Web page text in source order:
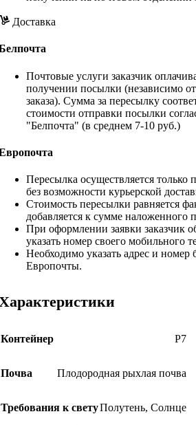
Доставка
Почтовые услуги заказчик
получении посылки (независимо
заказа). Сумма за пересылку
стоимости отправки посылки
"Белпочта" (в среднем 7-10 руб.)
Пересылка осуществляется
без возможности курьерской
Стоимость пересылки равняется
добавляется к сумме наложенного
При оформлении заявки заказчик
указать номер своего мобильного
Необходимо указать адрес и
Европочты.
Контейнер Р7
Почва Плодородная рыхлая почва
Требования к светуПолутень, Солнце